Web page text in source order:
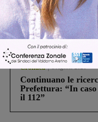
Cronaca 3 Agosto 2026
Scomparso da una
Fiorentino l’uomo
Levane nel 2020
Cronaca 5 Agosto 2026
Continuano le
Prefettura: “In
il 112”